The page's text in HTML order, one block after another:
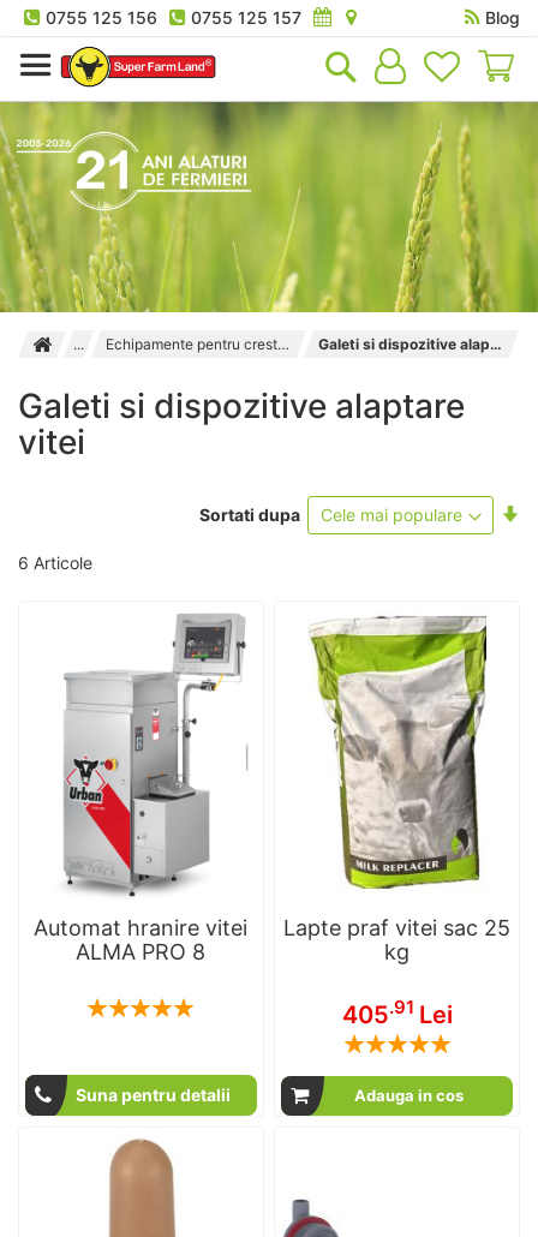
0755 125 156 0755 125 157
Blog
Echipamente pentru cresterea viteilor Galeti si dispozitive alaptare vitei
Galeti si dispozitive alaptare
vitei
6 Articole
Sortati dupa
Automat hranire vitei
ALMA PRO 8
Rating:
Suna pentru detalii
Lapte praf vitei sac 25
kg
405.91 Lei
Rating:
Adauga in cos